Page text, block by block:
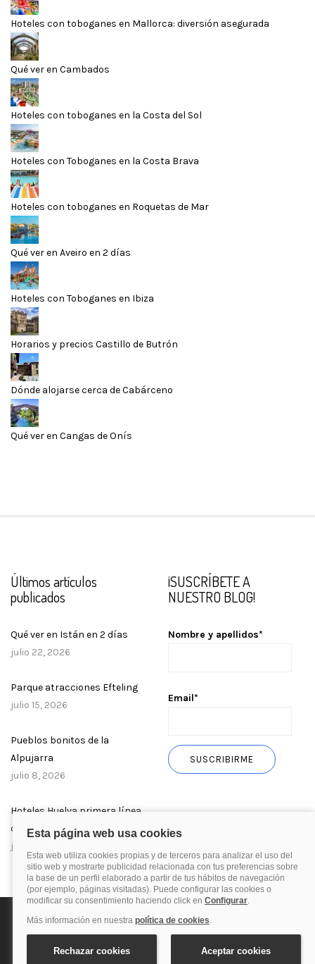
Hoteles con toboganes en Mallorca: diversión asegurada
Qué ver en Cambados
Hoteles con toboganes en la Costa del Sol
Hoteles con Toboganes en la Costa Brava
Hoteles con toboganes en Roquetas de Mar
Qué ver en Aveiro en 2 días
Hoteles con Toboganes en Ibiza
Horarios y precios Castillo de Butrón
Dónde alojarse cerca de Cabárceno
Qué ver en Cangas de Onís
Últimos artículos
publicados
Qué ver en Istán en 2 días
julio 22, 2026
Parque atracciones Efteling
julio 15, 2026
Pueblos bonitos de la
Alpujarra
julio 8, 2026
Hoteles Huelva primera línea
de playa
julio 1, 2026
¡SUSCRÍBETE A
NUESTRO BLOG!
Nombre y apellidos*
Email*
© 2025 Blog de quehoteles.com. Todos los derechos reservados.